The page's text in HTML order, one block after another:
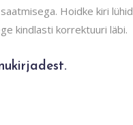
Hoidke kiri
kindlasti korrektuuri läbi.